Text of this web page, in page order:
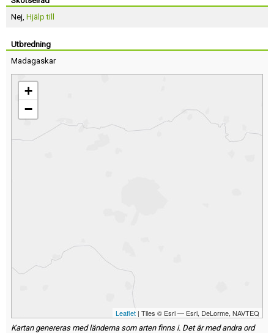
Nej, Hjälp till
Utbredning
Madagaskar
+
−
Leaflet | Tiles © Esri — Esri, DeLorme, NAVTEQ
Kartan genereras med länderna som arten finns i. Det är med andra ord